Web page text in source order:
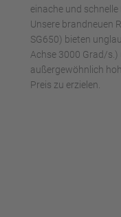
einache und
Unsere brandneuen
SG650) bieten
Achse 3000 Grad/s.)
außergewöhnlich
Preis zu erzielen.